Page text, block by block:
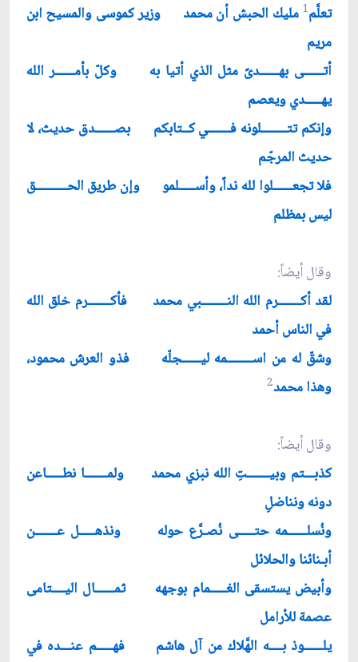
تعلَّم1 مليك الحبش أن محمد وزير كموسى والمسيح ابن
مريم
أتــــــى بهــــــدىً مثل الذي أتيا به وكلّ بأمــــــر الله
يهـــــدي ويعصم
وإنكم تتــــــــلونه فـــــــي كــتابكم بصــــــدق حديث، لا
حديث المرجّم
فلا تجعــــــلوا لله نداً، وأســـــلمو وإن طريق الحــــــــــق
ليس بمظلم
وقال أيضاً:
لقد أكـــــــرم الله النــــــــبي محمد فأكـــــــرم خلق الله
في الناس أحمد
وشقّ له من اســــــــمه ليــــــجلّه فذو العرش محمود،
وهذا محمد2
وقال أيضاً:
كذبـــتم وبيـــــــتِ الله نبزي محمد ولمـــــــا نطـــــاعن
دونه ونناضلِ
ونُسلــــــمه حتـــــى نُصـرَّع حوله ونذهـــــل عـــــــن
أبـنائنا والحلائل
وأبيض يستسقى الغـــــمام بوجهه ثمــــــال اليــــتامى
عصمة للأرامل
يلــــــوذ بــــه الهَّلاك من آل هاشم فهـــــم عنـــده في